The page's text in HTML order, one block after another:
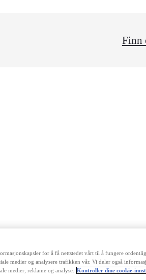
Finn
for å få nettstedet vårt til å fungere
medier og analysere trafikken vår. Vi deler også
medier, reklame og analyse.
Kontroller dine cookie-